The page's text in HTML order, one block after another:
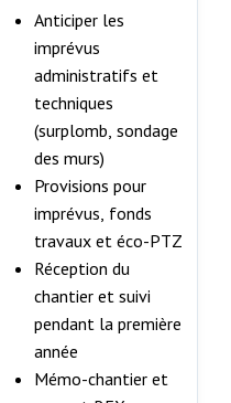
Anticiper les
imprévus
administratifs et
techniques
(surplomb, sondage
des murs)
Provisions pour
imprévus, fonds
travaux et éco-PTZ
Réception du
chantier et suivi
pendant la première
année
Mémo-chantier et